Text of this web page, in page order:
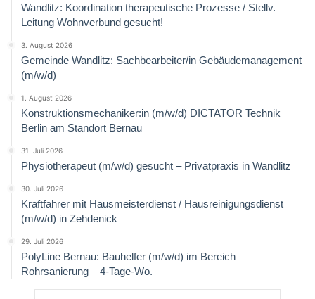
Wandlitz: Koordination therapeutische Prozesse / Stellv.
Leitung Wohnverbund gesucht!
3. August 2026
Gemeinde Wandlitz: Sachbearbeiter/in Gebäudemanagement
(m/w/d)
1. August 2026
Konstruktionsmechaniker:in (m/w/d) DICTATOR Technik
Berlin am Standort Bernau
31. Juli 2026
Physiotherapeut (m/w/d) gesucht – Privatpraxis in Wandlitz
30. Juli 2026
Kraftfahrer mit Hausmeisterdienst / Hausreinigungsdienst
(m/w/d) in Zehdenick
29. Juli 2026
PolyLine Bernau: Bauhelfer (m/w/d) im Bereich
Rohrsanierung – 4-Tage-Wo.